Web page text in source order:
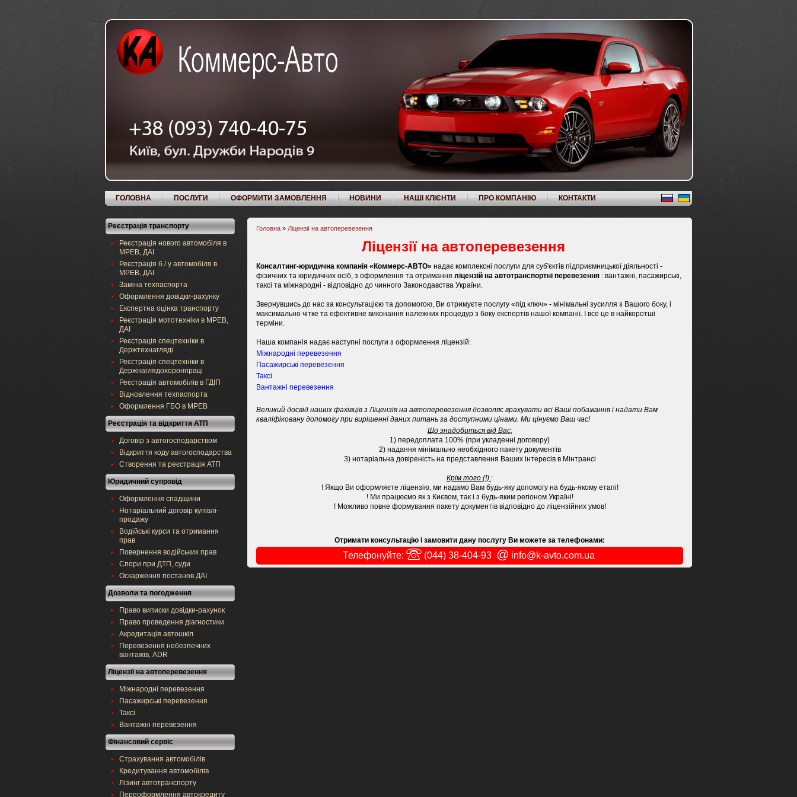
ГОЛОВНА ПОСЛУГИ ОФОРМИТИ ЗАМОВЛЕННЯ НОВИНИ НАШІ КЛІЄНТИ ПРО КОМПАНІЮ КОНТАКТИ
Головна » Ліцензії на автоперевезення
Ліцензії на автоперевезення
Консалтинг-юридична компанія «Коммерс-АВТО» надає комплексні послуги для суб'єктів підприємницької діяльності -
фізичних та юридичних осіб, з оформлення та отримання ліцензій на автотранспортні перевезення : вантажні, пасажирські,
таксі та міжнародні - відповідно до чинного Законодавства України.
Звернувшись до нас за консультацією та допомогою, Ви отримуєте послугу «під ключ» - мінімальні зусилля з Вашого боку, і
максимально чітке та ефективне виконання належних процедур з боку експертів нашої компанії. І все це в найкоротші
терміни.
Наша компанія надає наступні послуги з оформлення ліцензій:
Міжнародні перевезення
Пасажирські перевезення
Таксі
Вантажні перевезення
Великий досвід наших фахівців з Ліцензія на автоперевезення дозволяє врахувати всі Ваші побажання і надати Вам
кваліфіковану допомогу при вирішенні даних питань за доступними цінами. Ми цінуємо Ваш час!
Що знадобиться від Вас:
1) передоплата 100% (при укладенні договору)
2) надання мінімально необхідного пакету документів
3) нотаріальна довіреність на представлення Ваших інтересів в Мінтрансі
Крім того (!) :
! Якщо Ви оформляєте ліцензію, ми надамо Вам будь-яку допомогу на будь-якому етапі!
! Ми працюємо як з Києвом, так і з будь-яким регіоном Україні!
! Можливо повне формування пакету документів відповідно до ліцензійних умов!
Отримати консультацію і замовити дану послугу Ви можете за телефонами:
Телефонуйте: (044)38-404-93 @ info@k-avto.com.ua
Реєстрація транспорту
Реєстрація нового автомобіля в
МРЕВ, ДАІ
Реєстрація б / у автомобіля в
МРЕВ, ДАІ
Заміна техпаспорта
Оформлення довідки-рахунку
Експертна оцінка транспорту
Реєстрація мототехніки в МРЕВ,
ДАІ
Реєстрація спецтехніки в
Держтехнагляді
Реєстрація спецтехніки в
Держнаглядохоронпраці
Реєстрація автомобілів в ГДІП
Відновлення техпаспорта
Оформлення ГБО в МРЕВ
Реєстрація та відкриття АТП
Договір з автогосподарством
Відкриття коду автогосподарства
Створення та реєстрація АТП
Юридичний супровід
Оформлення спадщини
Нотаріальний договір купівлі-
продажу
Водійські курси та отримання
прав
Повернення водійських прав
Спори при ДТП, суди
Оскарження постанов ДАІ
Дозволи та погодження
Право виписки довідки-рахунок
Право проведення діагностики
Акредитація автошкіл
Перевезення небезпечних
вантажів, ADR
Ліцензії на автоперевезення
Міжнародні перевезення
Пасажирські перевезення
Таксі
Вантажні перевезення
Фінансовий сервіс
Страхування автомобілів
Кредитування автомобілів
Лізинг автотранспорту
Переоформлення автокредиту